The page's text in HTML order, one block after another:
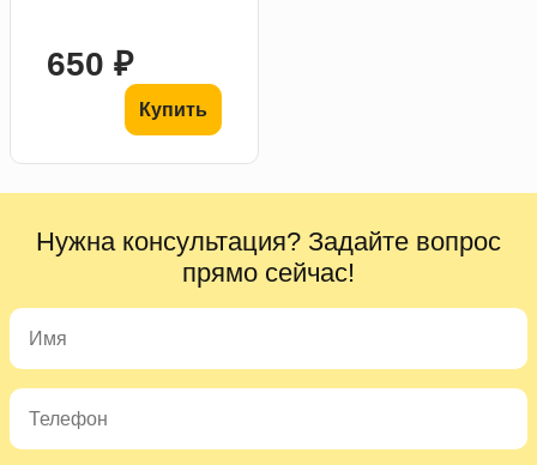
650 ₽
Купить
Нужна консультация? Задайте вопрос
прямо сейчас!